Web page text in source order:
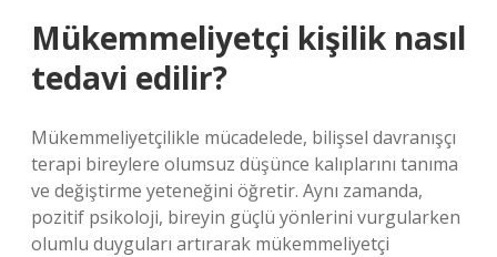
Mükemmeliyetçi kişilik nasıl
tedavi edilir?
Mükemmeliyetçilikle mücadelede, bilişsel davranışçı
terapi bireylere olumsuz düşünce kalıplarını tanıma
ve değiştirme yeteneğini öğretir. Aynı zamanda,
pozitif psikoloji, bireyin güçlü yönlerini vurgularken
olumlu duyguları artırarak mükemmeliyetçi